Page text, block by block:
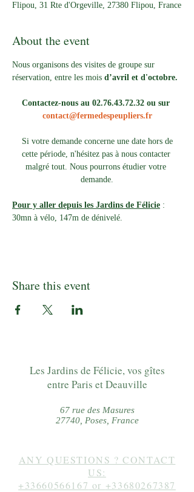
Flipou, 31 Rte d'Orgeville, 27380 Flipou, France
About the event
Nous organisons des visites de groupe sur
réservation, entre les mois d’avril et d'octobre.
Contactez-nous au 02.76.43.72.32 ou sur
contact@fermedespeupliers.fr
Si votre demande concerne une date hors de
cette période, n'hésitez pas à nous contacter
malgré tout. Nous pourrons étudier votre
demande.
Pour y aller depuis les Jardins de Félicie :
30mn à vélo, 147m de dénivelé.
Share this event
Les Jardins de Félicie, vos gîtes
entre Paris et Deauville
67 rue des Masures
27740, Poses, France
ANY QUESTIONS ? CONTACT
US:
+33660566167 or +33680267387